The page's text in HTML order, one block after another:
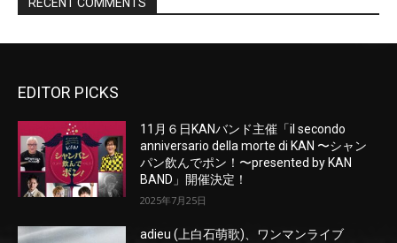
EDITOR PICKS
11月６日KANバンド主催「il secondo
anniversario della morte di KAN 〜シャン
パン飲んでポン！〜presented by KAN
BAND」開催決定！
2025年7月25日
adieu (上白石萌歌)、ワンマンライブ